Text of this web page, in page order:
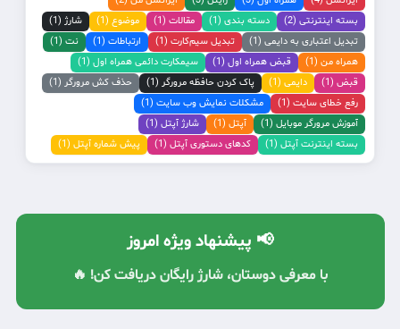
بسته اینترنتی (2)
دسته بندی (1) مقالات (1) موضوع (1)
شارژ (1)
تبدیل اعتباری به دایمی (1)
تبدیل سیم‌کارت (1) ارتباطات (1)
نت (1)
همراه من (1)
قبض همراه اول (1)
سیمکارت دائمی همراه اول (1)
قبض (1)
دایمی (1) پاک کردن حافظه مرورگر (1)
حذف کش مرورگر (1)
رفع خطای سایت (1)
مشکلات نمایش وب سایت (1)
آموزش مرورگر موبایل (1)
آپتل (1)
شارژ آپتل (1)
بسته اینترنت آپتل (1)
کدهای دستوری آپتل (1) پیش شماره آپتل (1)
📢 پیشنهاد ویژه امروز
با معرفی دوستان، شارژ رایگان دریافت کن! 🔥